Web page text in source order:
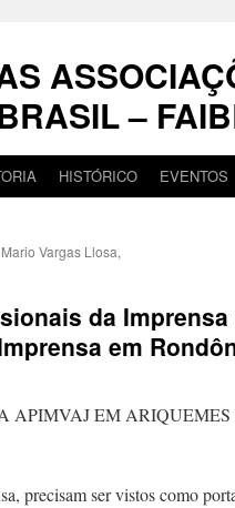
–
HISTÓRICO EVENTOS
Vargas Llosa,
da
em
precisam ser vistos como